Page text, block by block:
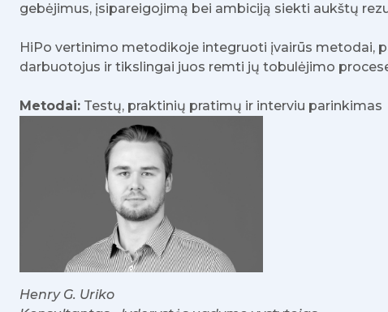
gebėjimus, įsipareigojimą bei ambiciją siekti aukštų
HiPo vertinimo metodikoje integruoti įvairūs metodai,
darbuotojus ir tikslingai juos remti jų tobulėjimo
Metodai: Testų, praktinių pratimų ir interviu parinkimas
Henry G. Uriko